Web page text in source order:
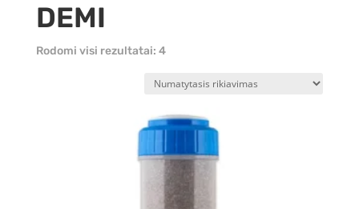
DEMI
Rodomi visi rezultatai: 4